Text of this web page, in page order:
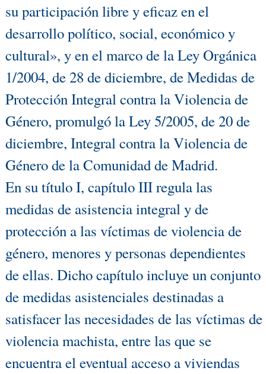
su participación libre y eficaz en el
desarrollo político, social, económico y
cultural», y en el marco de la Ley Orgánica
1/2004, de 28 de diciembre, de Medidas de
Protección Integral contra la Violencia de
Género, promulgó la Ley 5/2005, de 20 de
diciembre, Integral contra la Violencia de
Género de la Comunidad de Madrid.
En su título I, capítulo III regula las
medidas de asistencia integral y de
protección a las víctimas de violencia de
género, menores y personas dependientes
de ellas. Dicho capítulo incluye un conjunto
de medidas asistenciales destinadas a
satisfacer las necesidades de las víctimas de
violencia machista, entre las que se
encuentra el eventual acceso a viviendas